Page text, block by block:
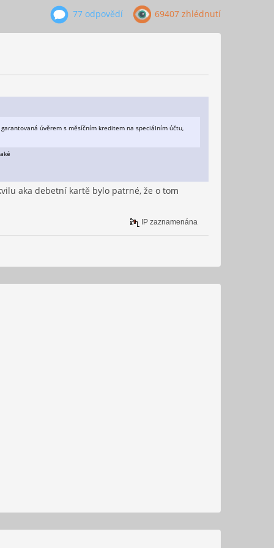
77 odpovědí 69407 zhlédnutí
úvěrem s měsíčním kreditem na speciálním účtu,
aka debetní kartě bylo patrné, že o tom
IP zaznamenána